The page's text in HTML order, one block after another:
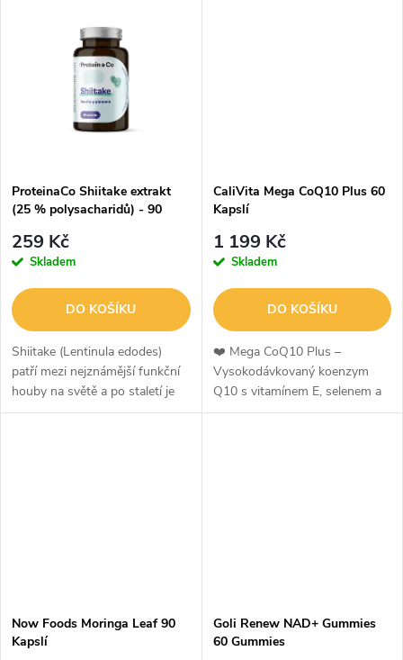
ProteinaCo Shiitake extrakt
(25 % polysacharidů) - 90
259 Kč
Skladem
DO KOŠÍKU
Shiitake (Lentinula edodes)
patří mezi nejznámější funkční
houby na světě a po staletí je
součástí tradiční asijské výživy.
CaliVita Mega CoQ10 Plus 60
Kapslí
1 199 Kč
Skladem
DO KOŠÍKU
❤️ Mega CoQ10 Plus –
Vysokodávkovaný koenzym
Q10 s vitamínem E, selenem a
beta-karotenem pro podporu
Now Foods Moringa Leaf 90
Kapslí
Goli Renew NAD+ Gummies
60 Gummies